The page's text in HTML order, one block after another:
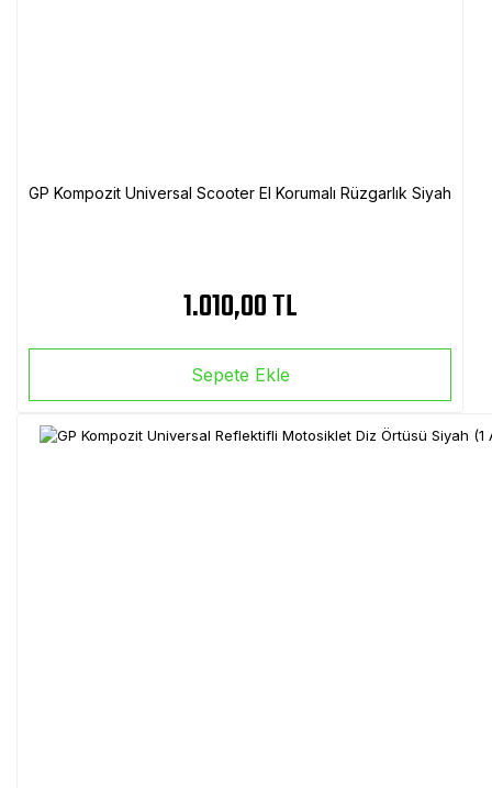
GP Kompozit Universal Scooter El Korumalı Rüzgarlık Siyah
1.010,00 TL
Sepete Ekle